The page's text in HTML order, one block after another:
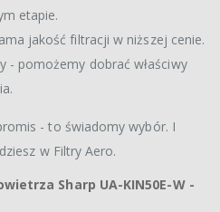
etapie.
jakość filtracji w niższej cenie.
- pomożemy dobrać właściwy
- to świadomy wybór. I
w Filtry Aero.
Sharp UA-KIN50E-W -